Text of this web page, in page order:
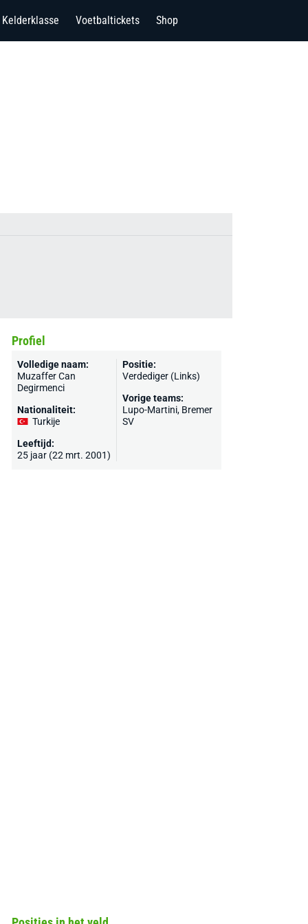
Kelderklasse Voetbaltickets Shop
Profiel
Volledige naam:
Muzaffer Can
Degirmenci
Nationaliteit:
Turkije
Leeftijd:
25 jaar (22 mrt. 2001)
Positie:
Verdediger (Links)
Vorige teams:
Lupo-Martini, Bremer
SV